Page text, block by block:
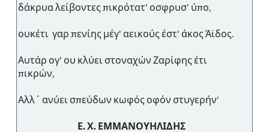
δάκρυα λείβοντες πικρότατ' οσφρυσ' ύπο,
ουκέτι γαρ πενίης μέγ' αεικούς έστ' άκος Άϊδος.
Αυτάρ ογ' ου κλύει στοναχών Ζαρίφης έτι
πικρών,
Αλλ΄ ανύει σπεύδων κωφός οφόν στυγερήν'
Ε. Χ. ΕΜΜΑΝΟΥΗΛΙΔΗΣ